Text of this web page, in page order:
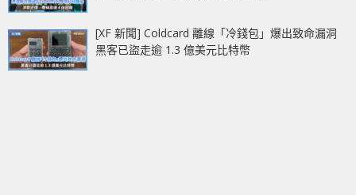
[XF 新聞] Coldcard 離線「冷錢包」爆出致命漏洞
黑客已盜走逾 1.3 億美元比特幣